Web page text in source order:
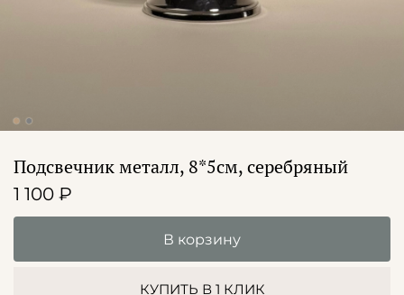
Подсвечник металл, 8*5см, серебряный
1 100 ₽
В корзину
КУПИТЬ В 1 КЛИК